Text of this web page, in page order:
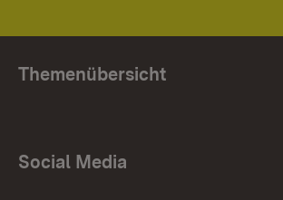
Themenübersicht
Social Media